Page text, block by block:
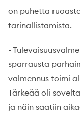
on puhetta
tarinallistamista.
-
sparrausta
valmennus toimi
Tärkeää oli
ja näin saatiin